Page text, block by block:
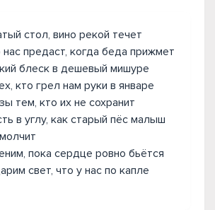
стол, вино рекой течет
предаст, когда беда прижмет
блеск в дешевый мишуре
кто грел нам руки в январе
тем, кто их не сохранит
в углу, как старый пёс малыш
пока сердце ровно бьётся
свет, что у нас по капле